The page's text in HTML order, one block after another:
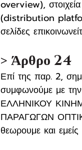
overview),
(distribution
σελίδες
> Άρθρο 24
Επί της παρ. 2,
συμφωνούμε με
ΕΛΛΗΝΙΚΟΥ
ΠΑΡΑΓΩΓΩΝ
θεωρουμε και